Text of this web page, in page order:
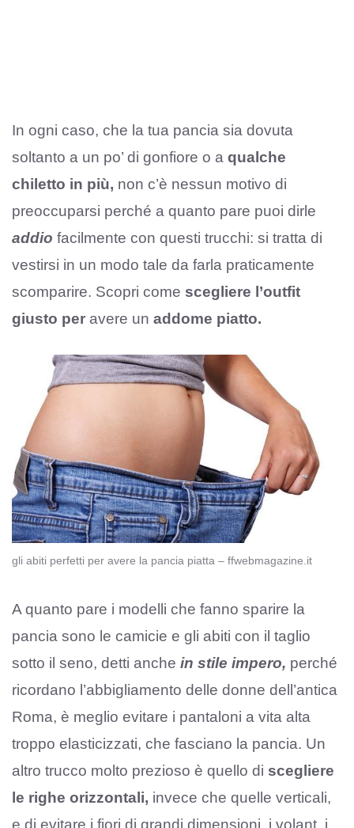
In ogni caso, che la tua pancia sia dovuta
soltanto a un po’ di gonfiore o a qualche
chiletto in più, non c’è nessun motivo di
preoccuparsi perché a quanto pare puoi dirle
addio facilmente con questi trucchi: si tratta di
vestirsi in un modo tale da farla praticamente
scomparire. Scopri come scegliere l’outfit
giusto per avere un addome piatto.
gli abiti perfetti per avere la pancia piatta – ffwebmagazine.it
A quanto pare i modelli che fanno sparire la
pancia sono le camicie e gli abiti con il taglio
sotto il seno, detti anche in stile impero, perché
ricordano l’abbigliamento delle donne dell’antica
Roma, è meglio evitare i pantaloni a vita alta
troppo elasticizzati, che fasciano la pancia. Un
altro trucco molto prezioso è quello di scegliere
le righe orizzontali, invece che quelle verticali,
e di evitare i fiori di grandi dimensioni, i volant, i